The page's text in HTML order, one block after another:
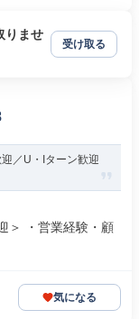
りませ
受け取る
／U・Iターン歓迎
＞ ・営業経験・顧
気になる